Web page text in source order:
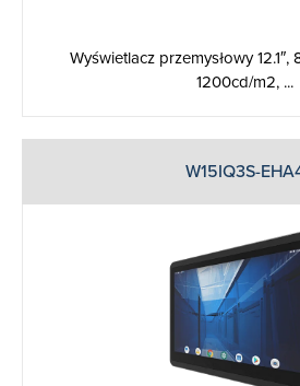
Wyświetlacz przemysłowy
1200cd/m2, ...
W15IQ3S-